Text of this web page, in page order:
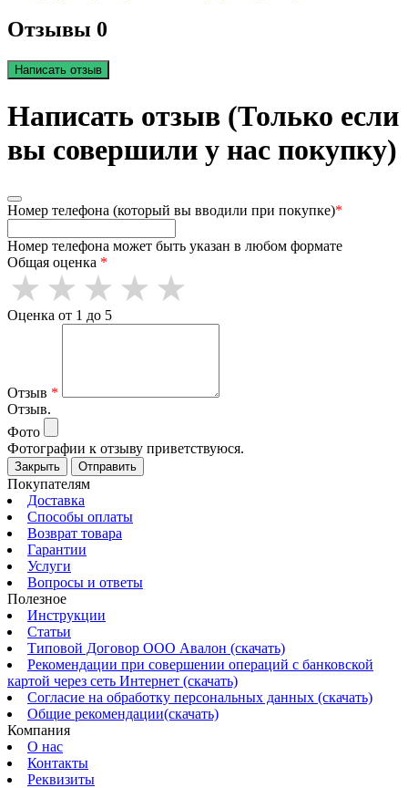
Отзывы 0
Написать отзыв
Написать отзыв (Только если
вы совершили у нас покупку)
Номер телефона (который вы вводили при покупке)*
Номер телефона может быть указан в любом формате
Общая оценка *
Оценка от 1 до 5
Отзыв *
Отзыв.
Фото
Фотографии к отзыву приветствуюся.
Закрыть Отправить
Покупателям
Доставка
Способы оплаты
Возврат товара
Гарантии
Услуги
Вопросы и ответы
Полезное
Инструкции
Статьи
Типовой Договор ООО Авалон (скачать)
Рекомендации при совершении операций с банковской
картой через сеть Интернет (скачать)
Согласие на обработку персональных данных (скачать)
Общие рекомендации(скачать)
Компания
О нас
Контакты
Реквизиты